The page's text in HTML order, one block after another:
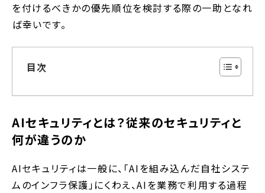
を付けるべきかの優先順位を検討する際の一助となれ
ば幸いです。
目次
AIセキュリティとは？従来のセキュリティと
何が違うのか
AIセキュリティは一般に、「AIを組み込んだ自社システ
ムのインフラ保護」にくわえ、AIを業務で利用する過程